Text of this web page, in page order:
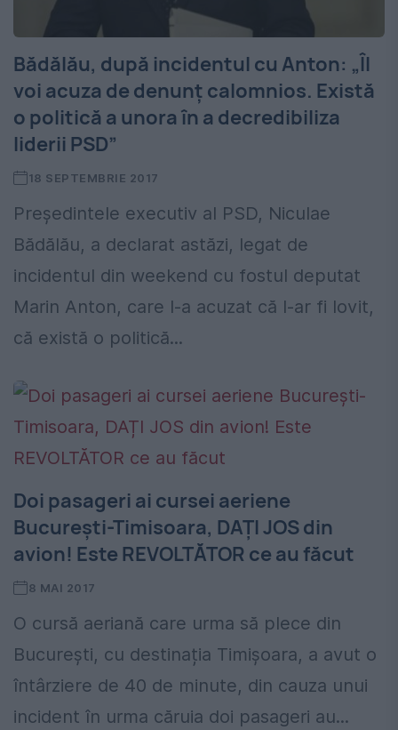
Bădălău, după incidentul cu Anton: „Îl
voi acuza de denunț calomnios. Există
o politică a unora în a decredibiliza
liderii PSD”
18 SEPTEMBRIE 2017
Preşedintele executiv al PSD, Niculae
Bădălău, a declarat astăzi, legat de
incidentul din weekend cu fostul deputat
Marin Anton, care l-a acuzat că l-ar fi lovit,
că există o politică...
Doi pasageri ai cursei aeriene
București-Timisoara, DAȚI JOS din
avion! Este REVOLTĂTOR ce au făcut
8 MAI 2017
O cursă aeriană care urma să plece din
București, cu destinația Timișoara, a avut o
întârziere de 40 de minute, din cauza unui
incident în urma căruia doi pasageri au...